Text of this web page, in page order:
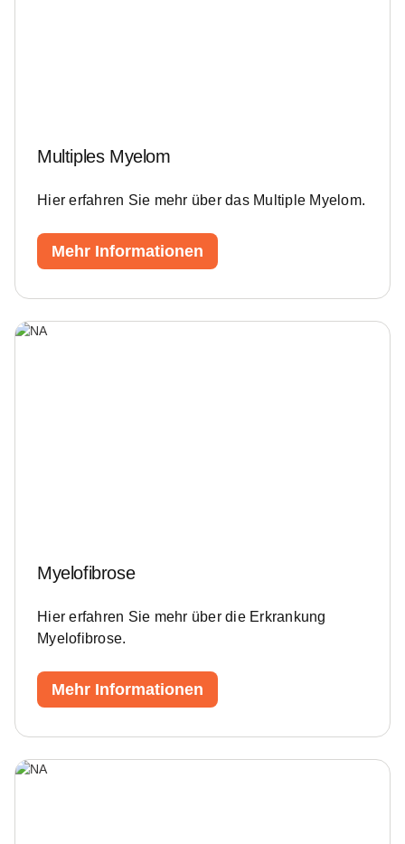
Multiples Myelom
Hier erfahren Sie mehr über das Multiple Myelom.
Mehr Informationen
Myelofibrose
Hier erfahren Sie mehr über die Erkrankung
Myelofibrose.
Mehr Informationen